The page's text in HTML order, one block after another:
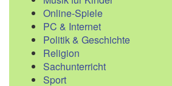
Online-Spiele
PC & Internet
Politik & Geschichte
Religion
Sachunterricht
Sport